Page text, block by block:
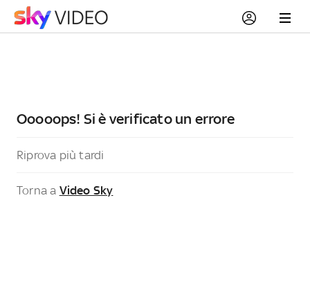
Ooooops! Si è verificato un errore
Riprova più tardi
Torna a Video Sky